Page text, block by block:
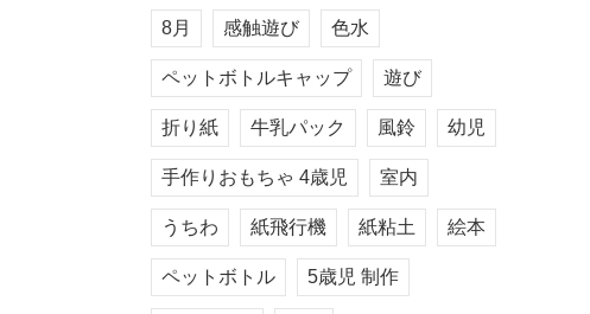
8月 感触遊び 色水
ペットボトルキャップ 遊び
折り紙 牛乳パック 風鈴 幼児
手作りおもちゃ 4歳児 室内
うちわ 紙飛行機 紙粘土 絵本
ペットボトル 5歳児 制作